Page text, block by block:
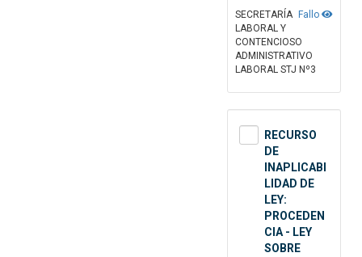
Fallo
SECRETARÍA
LABORAL Y
CONTENCIOSO
ADMINISTRATIVO
LABORAL STJ Nº3
RECURSO
DE
INAPLICABI
LIDAD DE
LEY:
PROCEDEN
CIA - LEY
SOBRE